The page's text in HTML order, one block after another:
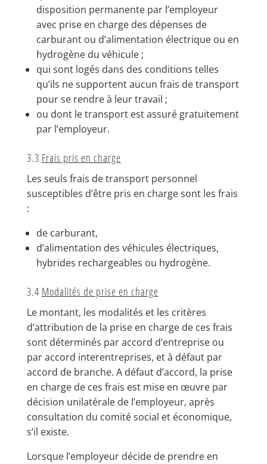
disposition permanente par l’employeur
avec prise en charge des dépenses de
carburant ou d’alimentation électrique ou en
hydrogène du véhicule ;
qui sont logés dans des conditions telles
qu’ils ne supportent aucun frais de transport
pour se rendre à leur travail ;
ou dont le transport est assuré gratuitement
par l’employeur.
3.3 Frais pris en charge
Les seuls frais de transport personnel
susceptibles d’être pris en charge sont les frais
:
de carburant,
d’alimentation des véhicules électriques,
hybrides rechargeables ou hydrogène.
3.4 Modalités de prise en charge
Le montant, les modalités et les critères
d’attribution de la prise en charge de ces frais
sont déterminés par accord d’entreprise ou
par accord interentreprises, et à défaut par
accord de branche. A défaut d’accord, la prise
en charge de ces frais est mise en œuvre par
décision unilatérale de l’employeur, après
consultation du comité social et économique,
s’il existe.
Lorsque l’employeur décide de prendre en